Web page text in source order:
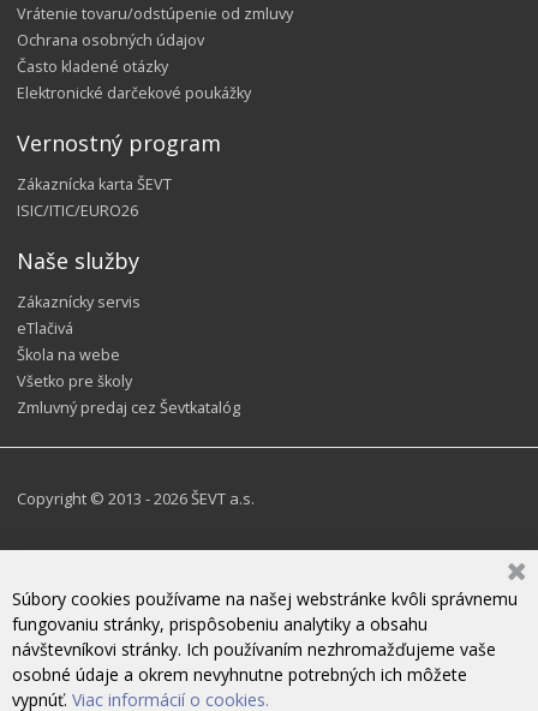
Vrátenie tovaru/odstúpenie od zmluvy
Ochrana osobných údajov
Často kladené otázky
Elektronické darčekové poukážky
Vernostný program
Zákaznícka karta ŠEVT
ISIC/ITIC/EURO26
Naše služby
Zákaznícky servis
eTlačivá
Škola na webe
Všetko pre školy
Zmluvný predaj cez Ševtkatalóg
Copyright © 2013 - 2026 ŠEVT a.s.
Súbory cookies používame na našej webstránke kvôli správnemu
fungovaniu stránky, prispôsobeniu analytiky a obsahu
návštevníkovi stránky. Ich používaním nezhromažďujeme vaše
osobné údaje a okrem nevyhnutne potrebných ich môžete
vypnúť. Viac informácií o cookies.